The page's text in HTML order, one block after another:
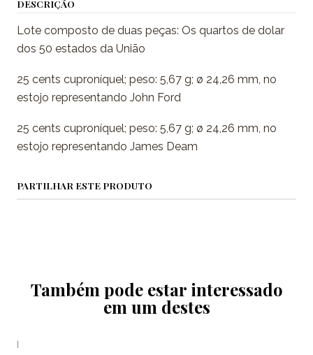
DESCRIÇÃO
Lote composto de duas peças: Os quartos de dolar
dos 50 estados da União
25 cents cuproníquel; peso: 5,67 g; ø 24,26 mm, no
estojo representando John Ford
25 cents cuproníquel; peso: 5,67 g; ø 24,26 mm, no
estojo representando James Deam
PARTILHAR ESTE PRODUTO
Também pode estar interessado
em um destes
|